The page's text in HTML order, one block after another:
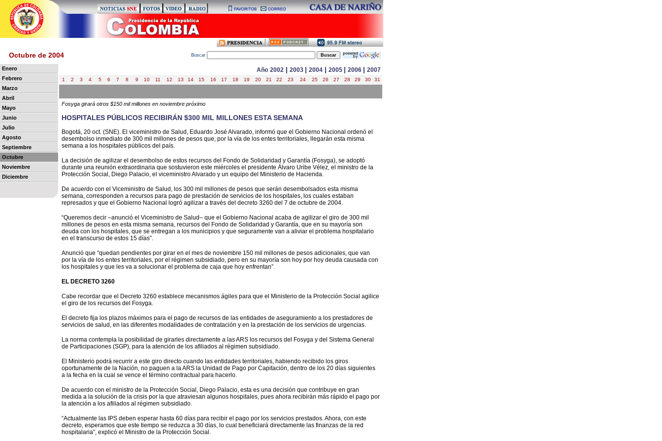
Octubre de 2004 Buscar
Enero
Febrero
Marzo
Abril
Mayo
Junio
Julio
Agosto
Septiembre
Octubre
Noviembre
Diciembre
Año 2002 | 2003 | 2004 | 2005 | 2006 | 2007
1 2 3 4 5 6 7 8 9 10 11 12 13 14 15 16 17 18 19 20 21 22 23 24 25 26 27 28 29 30 31
Fosyga girará otros $150 mil millones en noviembre próximo
HOSPITALES PÚBLICOS RECIBIRÁN $300 MIL MILLONES ESTA SEMANA
Bogotá, 20 oct. (SNE). El viceministro de Salud, Eduardo José Alvarado, informó que el Gobierno Nacional ordenó el
desembolso inmediato de 300 mil millones de pesos que, por la vía de los entes territoriales, llegarán esta misma
semana a los hospitales públicos del país.
La decisión de agilizar el desembolso de estos recursos del Fondo de Solidaridad y Garantía (Fosyga), se adoptó
durante una reunión extraordinaria que sostuvieron este miércoles el presidente Álvaro Uribe Vélez, el ministro de la
Protección Social, Diego Palacio, el viceministro Alvarado y un equipo del Ministerio de Hacienda.
De acuerdo con el Viceministro de Salud, los 300 mil millones de pesos que serán desembolsados esta misma
semana, corresponden a recursos para pago de prestación de servicios de los hospitales, los cuales estaban
represados y que el Gobierno Nacional logró agilizar a través del decreto 3260 del 7 de octubre de 2004.
“Queremos decir –anunció el Viceministro de Salud– que el Gobierno Nacional acaba de agilizar el giro de 300 mil
millones de pesos en esta misma semana, recursos del Fondo de Solidaridad y Garantía, que en su mayoría son
deuda con los hospitales, que se entregan a los municipios y que seguramente van a aliviar el problema hospitalario
en el transcurso de estos 15 días”.
Anunció que “quedan pendientes por girar en el mes de noviembre 150 mil millones de pesos adicionales, que van
por la vía de los entes territoriales, por el régimen subsidiado, pero en su mayoría son hoy por hoy deuda causada con
los hospitales y que les va a solucionar el problema de caja que hoy enfrentan”.
EL DECRETO 3260
Cabe recordar que el Decreto 3260 establece mecanismos ágiles para que el Ministerio de la Protección Social agilice
el giro de los recursos del Fosyga.
El decreto fija los plazos máximos para el pago de recursos de las entidades de aseguramiento a los prestadores de
servicios de salud, en las diferentes modalidades de contratación y en la prestación de los servicios de urgencias.
La norma contempla la posibilidad de girarles directamente a las ARS los recursos del Fosyga y del Sistema General
de Participaciones (SGP), para la atención de los afiliados al régimen subsidiado.
El Ministerio podrá recurrir a este giro directo cuando las entidades territoriales, habiendo recibido los giros
oportunamente de la Nación, no paguen a la ARS la Unidad de Pago por Capitación, dentro de los 20 días siguientes
a la fecha en la cual se vence el término contractual para hacerlo.
De acuerdo con el ministro de la Protección Social, Diego Palacio, esta es una decisión que contribuye en gran
medida a la solución de la crisis por la que atraviesan algunos hospitales, pues ahora recibirán más rápido el pago por
la atención a los afiliados al régimen subsidiado.
“Actualmente las IPS deben esperar hasta 60 días para recibir el pago por los servicios prestados. Ahora, con este
decreto, esperamos que este tiempo se reduzca a 30 días, lo cual beneficiará directamente las finanzas de la red
hospitalaria”, explicó el Ministro de la Protección Social.